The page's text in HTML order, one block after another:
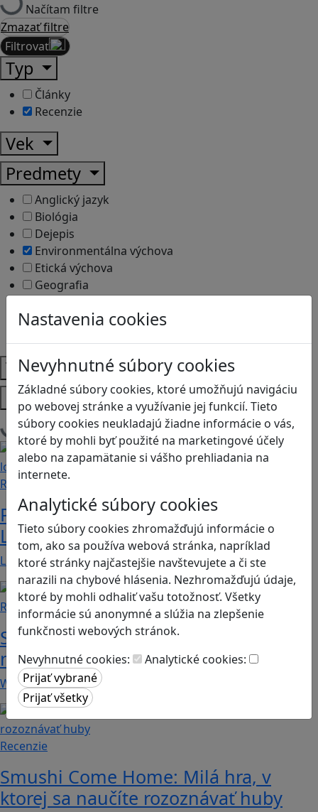
Nastavenia cookies
Nevyhnutné súbory cookies
Základné súbory cookies, ktoré umožňujú navigáciu
po webovej stránke a využívanie jej funkcií. Tieto
súbory cookies neukladajú žiadne informácie o vás,
ktoré by mohli byť použité na marketingové účely
alebo na zapamätanie si vášho prehliadania na
internete.
Analytické súbory cookies
Tieto súbory cookies zhromažďujú informácie o
tom, ako sa používa webová stránka, napríklad
ktoré stránky najčastejšie navštevujete a či ste
narazili na chybové hlásenia. Nezhromažďujú údaje,
ktoré by mohli odhaliť vašu totožnosť. Všetky
informácie sú anonymné a slúžia na zlepšenie
funkčnosti webových stránok.
Nevyhnutné cookies:
Analytické cookies:
Načítam filtre
Zmazať filtre
Filtrovať
Typ
Články
Recenzie
Vek
Predmety
Anglický jazyk
Biológia
Dejepis
Environmentálna výchova
Etická výchova
Geografia
Občianska náuka
Témy
Platformy
Načítam blogy
Recenzie
Prvé kroky do sveta programovania:
Lightbot učí deti logike a kreativite
Lightbot: Code Hour je zábavná a zároveň…
Recenzie
S With You sa naučíte že iba počúvať
nestačí
With You je krátka relaxačná hra pre dvoch.…
Recenzie
Smushi Come Home: Milá hra, v
ktorej sa naučíte rozoznávať huby